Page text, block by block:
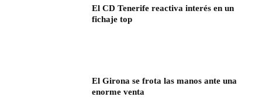
El CD Tenerife reactiva interés en un
fichaje top
El Girona se frota las manos ante una
enorme venta